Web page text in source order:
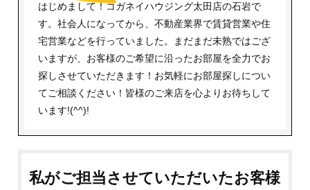
はじめまして！コガネイハウジング太田店の石岩で
す。社会人になってから、不動産業界で賃貸営業や住
宅営業などを行っていました。まだまだ未熟ではござ
いますが、お客様のご希望に沿ったお部屋を全力でお
探しさせていただきます！お気軽にお部屋探しについ
てご相談ください！皆様のご来店を心よりお待ちして
います!(^^)!
私がご担当させていただいたお客様